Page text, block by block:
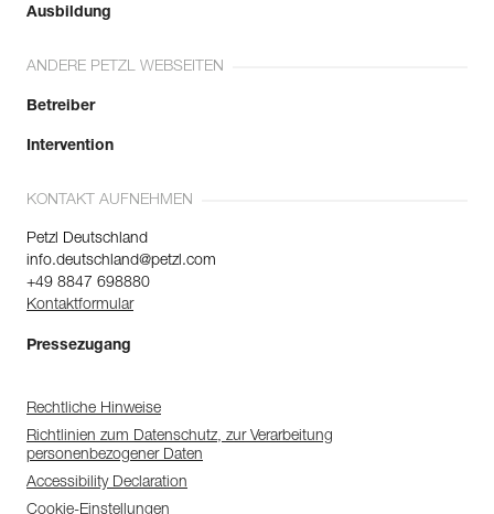
Ausbildung
ANDERE PETZL WEBSEITEN
Betreiber
Intervention
KONTAKT AUFNEHMEN
Petzl Deutschland
info.deutschland@petzl.com
+49 8847 698880
Kontaktformular
Pressezugang
Rechtliche Hinweise
Richtlinien zum Datenschutz, zur Verarbeitung
personenbezogener Daten
Accessibility Declaration
Cookie-Einstellungen